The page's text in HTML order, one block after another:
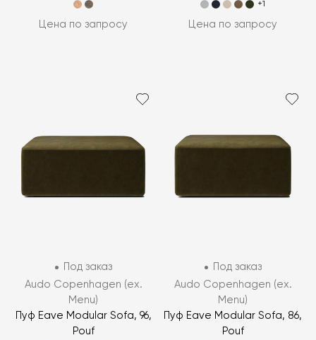
Цена по запросу
+1
Цена по запросу
Под заказ
Audo Copenhagen (ex.
Menu)
Пуф Eave Modular Sofa, 96,
Pouf
Под заказ
Audo Copenhagen (ex.
Menu)
Пуф Eave Modular Sofa, 86,
Pouf